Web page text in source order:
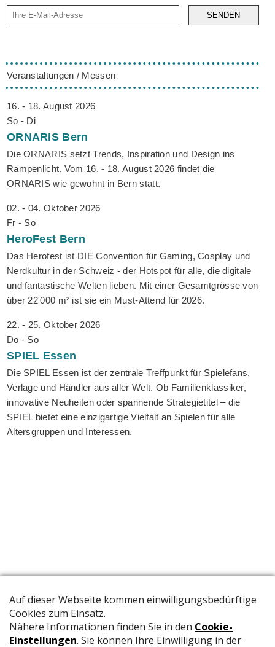
SENDEN
Veranstaltungen / Messen
16. - 18. August 2026
So - Di
ORNARIS Bern
Die ORNARIS setzt Trends, Inspiration und Design ins
Rampenlicht. Vom 16. - 18. August 2026 findet die
ORNARIS wie gewohnt in Bern statt.
02. - 04. Oktober 2026
Fr - So
HeroFest Bern
Das Herofest ist DIE Convention für Gaming, Cosplay und
Nerdkultur in der Schweiz - der Hotspot für alle, die digitale
und fantastische Welten lieben. Mit einer Gesamtgrösse von
über 22'000 m² ist sie ein Must-Attend für 2026.
22. - 25. Oktober 2026
Do - So
SPIEL Essen
Die SPIEL Essen ist der zentrale Treffpunkt für Spielefans,
Verlage und Händler aus aller Welt. Ob Familienklassiker,
innovative Neuheiten oder spannende Strategietitel – die
SPIEL bietet eine einzigartige Vielfalt an Spielen für alle
Altersgruppen und Interessen.